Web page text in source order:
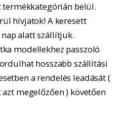
belül.
hívjatok! A keresett
alatt szállítjuk.
modellekhez passzoló
hosszabb szállítási
a rendelés leadását (
megelőzően ) követően